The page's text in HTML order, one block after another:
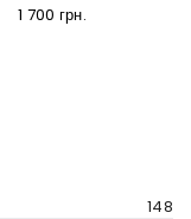
1 700 грн.
148